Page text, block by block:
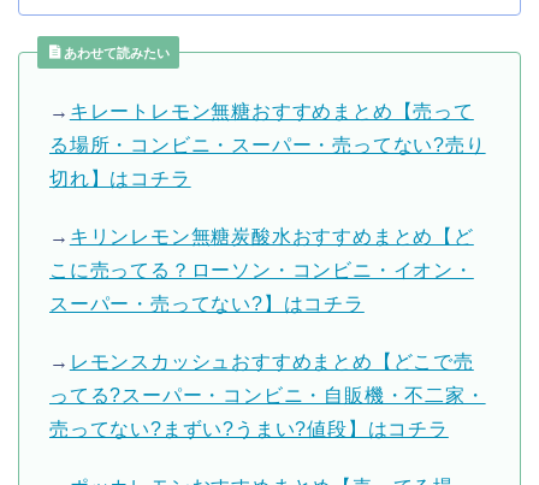
あわせて読みたい
→ キレートレモン無糖おすすめまとめ【売って
る場所・コンビニ・スーパー・売ってない?売り
切れ】はコチラ
→ キリンレモン無糖炭酸水おすすめまとめ【ど
こに売ってる？ローソン・コンビニ・イオン・
スーパー・売ってない?】はコチラ
→ レモンスカッシュおすすめまとめ【どこで売
ってる?スーパー・コンビニ・自販機・不二家・
売ってない?まずい?うまい?値段】はコチラ